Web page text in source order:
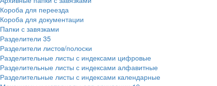
Короба для переезда
Короба для документации
Папки с завязками
Разделители 35
Разделители листов/полоски
Разделительные листы с индексами цифровые
Разделительные листы с индексами алфавитные
Разделительные листы с индексами календарные